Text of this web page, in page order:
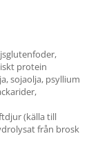
protein
sojaolja, psyllium
(källa till
från brosk